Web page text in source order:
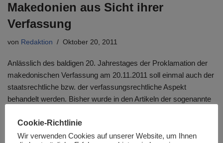
Makedonien aus Sicht ihrer
Verfassung
von Redaktion Oktober 20, 2011
Anlässlich des baldigen 20. Jahrestages der Proklamation der
makedonischen Verfassung am 20.11.2011 soll einmal auch der
staatsrechtliche bzw. der verfassungsrechtliche Aspekt
behandelt werden. Bisher wurde in den Artikeln der sogenannte
(Griechenland) und der Republik Makedonien sowie die daraus
resultierende Namensfrage für die Republik Makedonien
Cookie-Richtlinie
Wir verwenden Cookies auf unserer Website, um Ihnen